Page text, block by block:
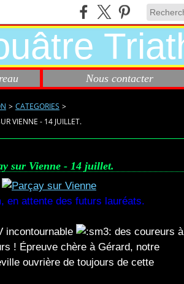
Nous contacter
> CATEGORIES >
VIENNE - 14 JUILLET.
sur Vienne - 14 juillet.
en attente des futurs lauréats.
incontournable
des coureurs à
! Épreuve chère à Gérard, notre
ouvrière de toujours de cette